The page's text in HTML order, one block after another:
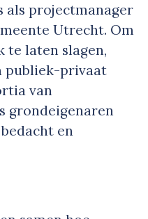
als projectmanager
Utrecht. Om
te laten slagen,
publiek-privaat
van
grondeigenaren
en